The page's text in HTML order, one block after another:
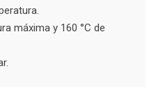
máxima y 160 °C de